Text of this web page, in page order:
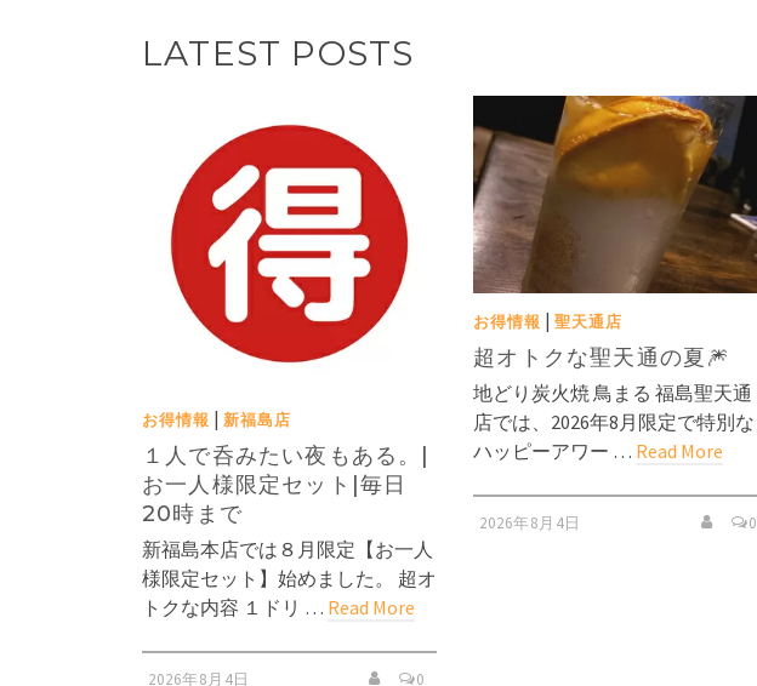
LATEST POSTS
お得情報 | 新福島店
１人で呑みたい夜もある。|
お一人様限定セット|毎日
20時まで
新福島本店では８月限定【お一人
様限定セット】始めました。 超オ
トクな内容 １ドリ … Read More
2026年8月4日 0
お得情報 |聖天通店
超オトクな聖天通の夏🎆
地どり炭火焼 鳥まる 福島聖天通
店では、2026年8月限定で特別な
ハッピーアワー … Read More
2026年8月4日 0